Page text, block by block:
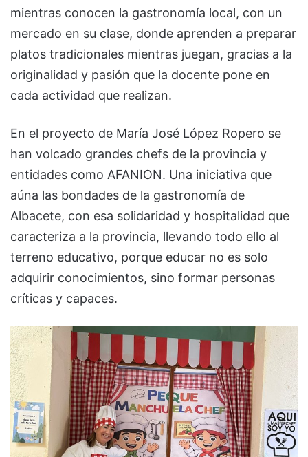
mientras conocen la gastronomía local, con un
mercado en su clase, donde aprenden a preparar
platos tradicionales mientras juegan, gracias a la
originalidad y pasión que la docente pone en
cada actividad que realizan.
En el proyecto de María José López Ropero se
han volcado grandes chefs de la provincia y
entidades como AFANION. Una iniciativa que
aúna las bondades de la gastronomía de
Albacete, con esa solidaridad y hospitalidad que
caracteriza a la provincia, llevando todo ello al
terreno educativo, porque educar no es solo
adquirir conocimientos, sino formar personas
críticas y capaces.